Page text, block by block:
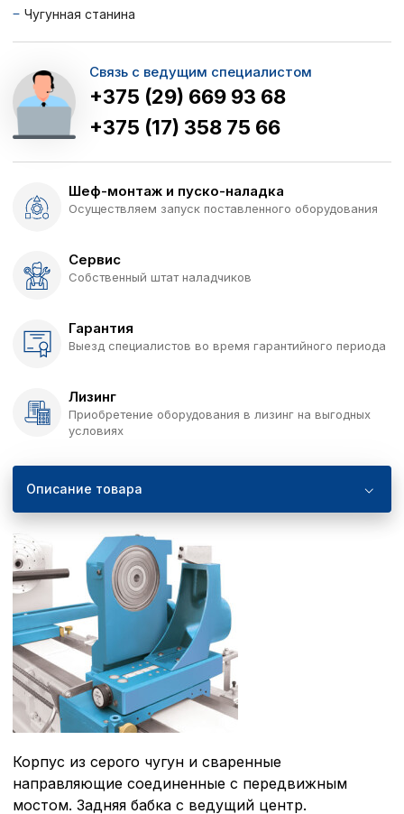
Чугунная станина
Связь с ведущим специалистом
+375 (29) 669 93 68
+375 (17) 358 75 66
Шеф-монтаж и пуско-наладка
Осуществляем запуск поставленного оборудования
Сервис
Собственный штат наладчиков
Гарантия
Выезд специалистов во время гарантийного периода
Лизинг
Приобретение оборудования в лизинг на выгодных
условиях
Описание товара
Корпус из серого чугун и сваренные
направляющие соединенные с передвижным
мостом. Задняя бабка с ведущий центр.